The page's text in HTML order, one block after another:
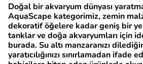
Doğal bir akvaryum dünyası
AquaScape kategorimiz, zemin
dekoratif öğelere kadar geniş bir
tanklar ve doğa akvaryumları için
burada. Su altı manzaranızı
yaratıcılığınızı sınırlamadan ifade